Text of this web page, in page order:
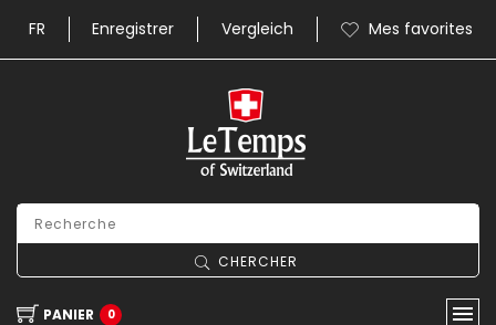
FR Enregistrer Vergleich Mes favorites
CHERCHER
PANIER 0